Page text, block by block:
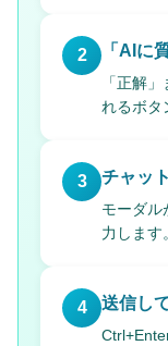
2 「AIに
「正解
れるボタ
3 チャッ
モーダル
力します。
4 送信し